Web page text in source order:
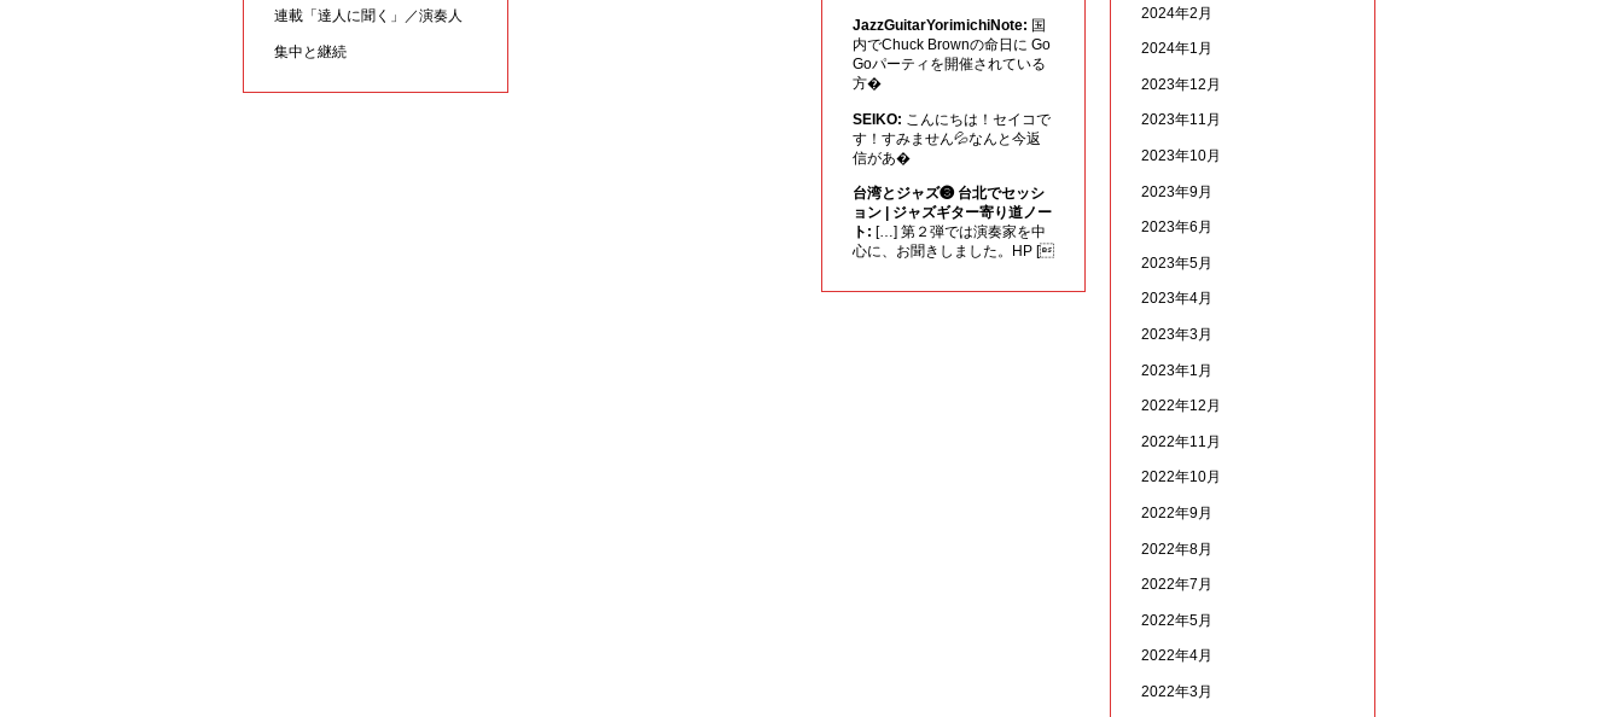
連載「達人に聞く」／演奏人
集中と継続
JazzGuitarYorimichiNote: 国
内でChuck Brownの命日に Go
Goパーティを開催されている
方�
SEIKO: こんにちは！セイコで
す！すみません💦なんと今返
信があ�
台湾とジャズ❸ 台北でセッシ
ョン | ジャズギター寄り道ノー
ト: […] 第２弾では演奏家を中
心に、お聞きしました。HP [
2024年2月
2024年1月
2023年12月
2023年11月
2023年10月
2023年9月
2023年6月
2023年5月
2023年4月
2023年3月
2023年1月
2022年12月
2022年11月
2022年10月
2022年9月
2022年8月
2022年7月
2022年5月
2022年4月
2022年3月